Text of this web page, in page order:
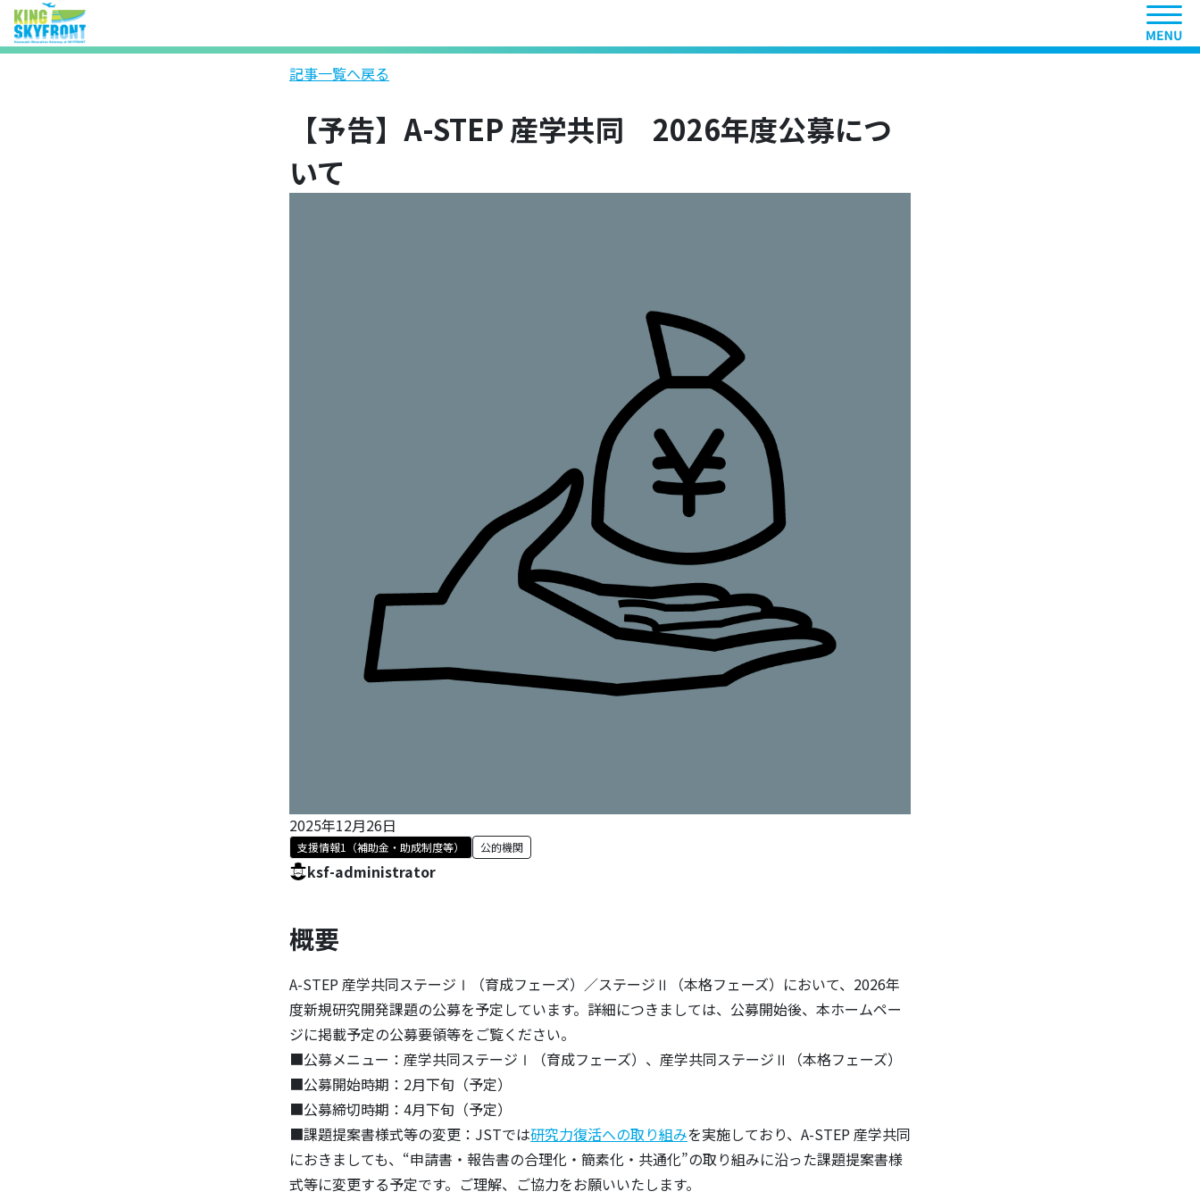
ヘッ
記事一覧へ戻る
【予告】A-STEP 産学共同 2026年度公募につ
いて
2025年12月26日
支援情報1（補助金・助成制度等） 公的機関
ksf-administrator
概要
A-STEP 産学共同ステージⅠ（育成フェーズ）／ステージⅡ（本格フェーズ）において、2026年
度新規研究開発課題の公募を予定しています。詳細につきましては、公募開始後、本ホームペー
ジに掲載予定の公募要領等をご覧ください。
■公募メニュー：産学共同ステージⅠ（育成フェーズ）、産学共同ステージⅡ（本格フェーズ）
■公募開始時期：2月下旬（予定）
■公募締切時期：4月下旬（予定）
■課題提案書様式等の変更：JSTでは研究力復活への取り組みを実施しており、A-STEP 産学共同
におきましても、“申請書・報告書の合理化・簡素化・共通化”の取り組みに沿った課題提案書様
式等に変更する予定です。ご理解、ご協力をお願いいたします。